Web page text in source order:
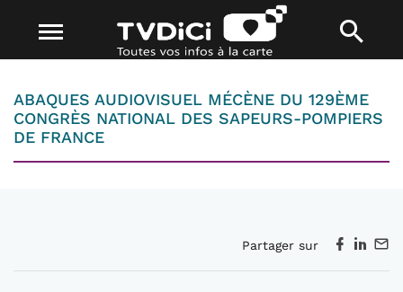
ABAQUES AUDIOVISUEL MÉCÈNE DU 129ÈME
CONGRÈS NATIONAL DES SAPEURS-POMPIERS
DE FRANCE
Partager sur